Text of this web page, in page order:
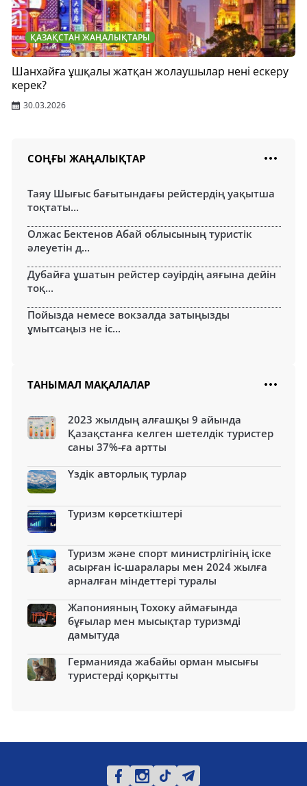
ҚАЗАҚСТАН ЖАҢАЛЫҚТАРЫ
Шанхайға ұшқалы жатқан жолаушылар нені ескеру
керек?
30.03.2026
СОҢҒЫ ЖАҢАЛЫҚТАР
Таяу Шығыс бағытындағы рейстердің уақытша
тоқтаты...
Олжас Бектенов Абай облысының туристік
әлеуетін д...
Дубайға ұшатын рейстер сәуірдің аяғына дейін
тоқ...
Пойызда немесе вокзалда затыңызды
ұмытсаңыз не іс...
ТАНЫМАЛ МАҚАЛАЛАР
2023 жылдың алғашқы 9 айында
Қазақстанға келген шетелдік туристер
саны 37%-ға артты
Үздік авторлық турлар
Туризм көрсеткіштері
Туризм және спорт министрлігінің іске
асырған іс-шаралары мен 2024 жылға
арналған міндеттері туралы
Жапонияның Тохоку аймағында
бұғылар мен мысықтар туризмді
дамытуда
Германияда жабайы орман мысығы
туристерді қорқытты